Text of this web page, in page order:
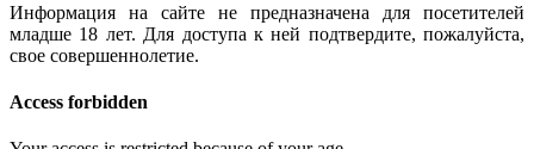
Информация на сайте не предназначена для посетителей
младше 18 лет. Для доступа к ней подтвердите, пожалуйста,
свое совершеннолетие.
Access forbidden